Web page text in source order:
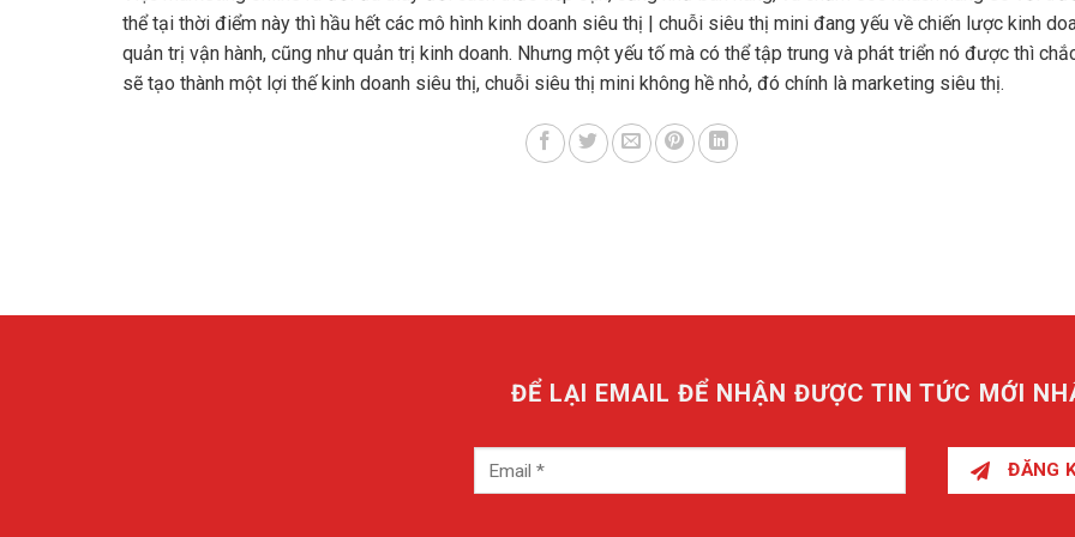
thể tại thời điểm này thì hầu hết các mô hình kinh doanh siêu thị | chuỗi siêu thị mini đang yếu về chiến lược kinh
quản trị vận hành, cũng như quản trị kinh doanh. Nhưng một yếu tố mà có thể tập trung và phát triển nó được thì
sẽ tạo thành một lợi thế kinh doanh siêu thị, chuỗi siêu thị mini không hề nhỏ, đó chính là marketing siêu thị.
ĐỂ LẠI EMAIL ĐỂ NHẬN ĐƯỢC TIN TỨC MỚI
ĐĂNG